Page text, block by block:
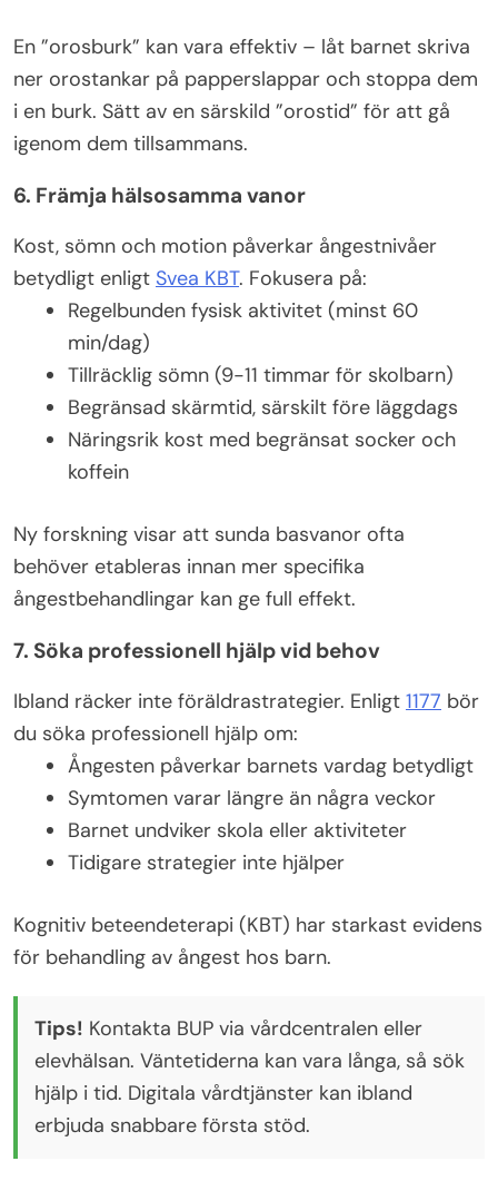
En ”orosburk” kan vara effektiv – låt barnet skriva
ner orostankar på papperslappar och stoppa dem
i en burk. Sätt av en särskild ”orostid” för att gå
igenom dem tillsammans.
6. Främja hälsosamma vanor
Kost, sömn och motion påverkar ångestnivåer
betydligt enligt Svea KBT. Fokusera på:
Regelbunden fysisk aktivitet (minst 60
min/dag)
Tillräcklig sömn (9-11 timmar för skolbarn)
Begränsad skärmtid, särskilt före läggdags
Näringsrik kost med begränsat socker och
koffein
Ny forskning visar att sunda basvanor ofta
behöver etableras innan mer specifika
ångestbehandlingar kan ge full effekt.
7. Söka professionell hjälp vid behov
Ibland räcker inte föräldrastrategier. Enligt 1177 bör
du söka professionell hjälp om:
Ångesten påverkar barnets vardag betydligt
Symtomen varar längre än några veckor
Barnet undviker skola eller aktiviteter
Tidigare strategier inte hjälper
Kognitiv beteendeterapi (KBT) har starkast evidens
för behandling av ångest hos barn.
Tips! Kontakta BUP via vårdcentralen eller
elevhälsan. Väntetiderna kan vara långa, så sök
hjälp i tid. Digitala vårdtjänster kan ibland
erbjuda snabbare första stöd.